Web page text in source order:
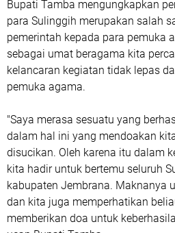
Bupati Tamba mengungkapkan
para Sulinggih merupakan salah
pemerintah kepada para pemuka
sebagai umat beragama kita
kelancaran kegiatan tidak lepas
pemuka agama.
"Saya merasa sesuatu yang
dalam hal ini yang mendoakan
disucikan. Oleh karena itu dalam
kita hadir untuk bertemu seluruh
kabupaten Jembrana. Maknanya
dan kita juga memperhatikan
memberikan doa untuk